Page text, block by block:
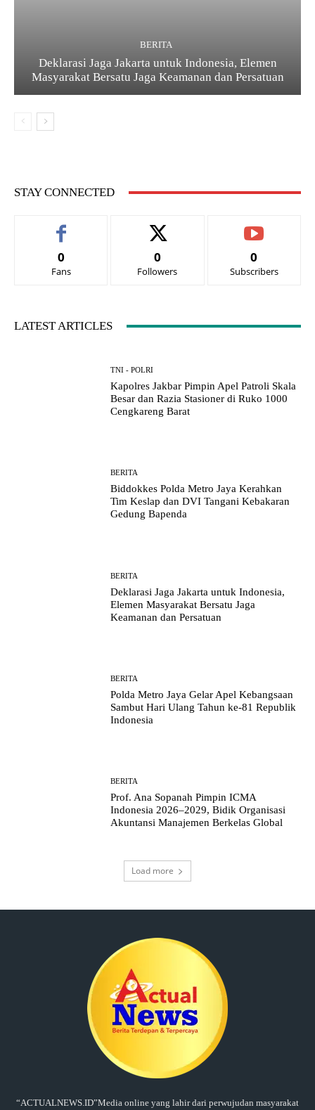
BERITA
Deklarasi Jaga Jakarta untuk Indonesia, Elemen
Masyarakat Bersatu Jaga Keamanan dan Persatuan
STAY CONNECTED
0
Fans
0
Followers
0
Subscribers
LATEST ARTICLES
TNI - POLRI
Kapolres Jakbar Pimpin Apel Patroli Skala
Besar dan Razia Stasioner di Ruko 1000
Cengkareng Barat
BERITA
Biddokkes Polda Metro Jaya Kerahkan
Tim Keslap dan DVI Tangani Kebakaran
Gedung Bapenda
BERITA
Deklarasi Jaga Jakarta untuk Indonesia,
Elemen Masyarakat Bersatu Jaga
Keamanan dan Persatuan
BERITA
Polda Metro Jaya Gelar Apel Kebangsaan
Sambut Hari Ulang Tahun ke-81 Republik
Indonesia
BERITA
Prof. Ana Sopanah Pimpin ICMA
Indonesia 2026–2029, Bidik Organisasi
Akuntansi Manajemen Berkelas Global
Load more
“ACTUALNEWS.ID”Media online yang lahir dari perwujudan masyarakat